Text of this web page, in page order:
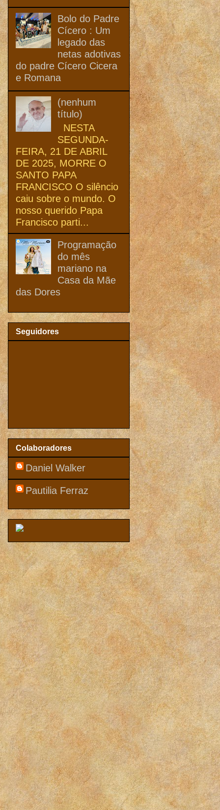
Bolo do Padre
Cícero : Um
legado das
netas adotivas
do padre Cícero Cicera
e Romana
(nenhum
título)
NESTA
SEGUNDA-
FEIRA, 21 DE ABRIL
DE 2025, MORRE O
SANTO PAPA
FRANCISCO O silêncio
caiu sobre o mundo. O
nosso querido Papa
Francisco parti...
Programação
do mês
mariano na
Casa da Mãe
das Dores
Seguidores
Colaboradores
Daniel Walker
Pautilia Ferraz